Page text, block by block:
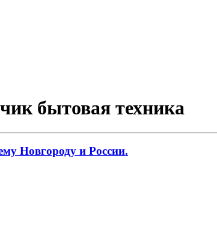
бытовая техника
Новгороду и России.